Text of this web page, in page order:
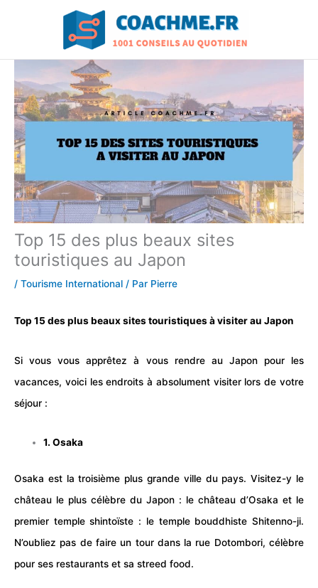
Top 15 des plus beaux sites
touristiques au Japon
/ Tourisme International / Par Pierre
Top 15 des plus beauxsites touristiquesà visiter au Japon
Si vous vous apprêtez à vous rendre au Japon pour les
vacances, voici les endroits à absolument visiter lors de votre
séjour :
1. Osaka
Osaka est la troisième plus grande ville du pays. Visitez-y le
château le plus célèbre du Japon : le château d’Osaka et le
premier temple shintoïste : le temple bouddhiste Shitenno-ji.
N’oubliez pas de faire un tour dans la rue Dotombori, célèbre
pour ses restaurants et sa streed food.